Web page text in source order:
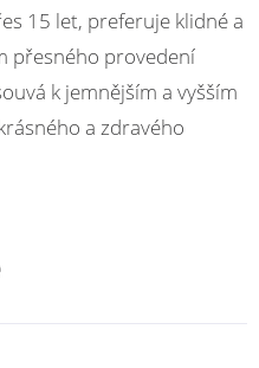
15 let, preferuje klidné a
přesného provedení
k jemnějším a vyšším
a zdravého